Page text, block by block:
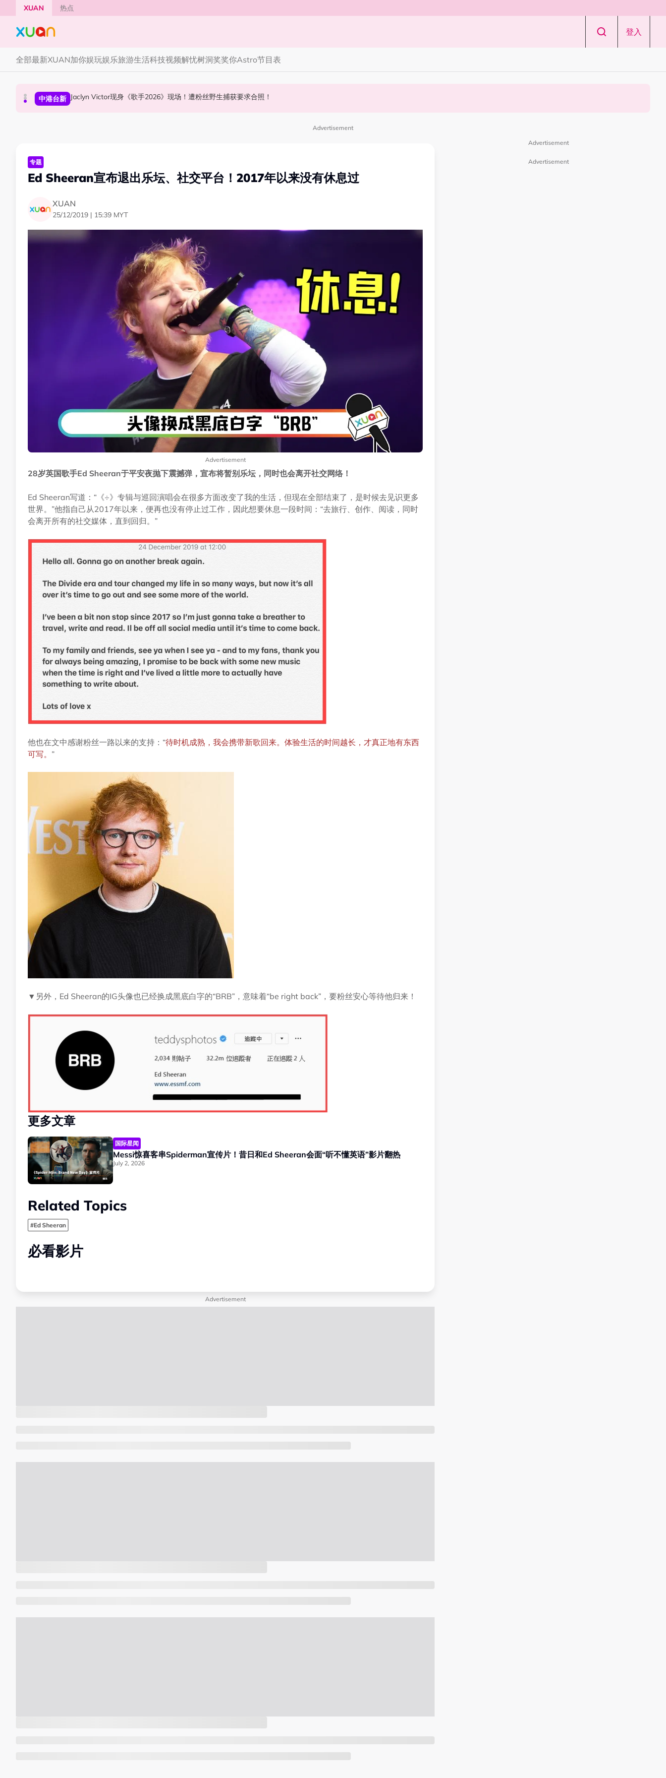
Skip to main content
XUAN 热点
登入
全部最新XUAN加你娱玩娱乐旅游生活科技视频解忧树洞奖奖你Astro节目表
国际星闻 YG大楼遭女粉持高尔夫球杆猛砸！BLACKPINK 10周年最新进展曝光！
中港台新 Jaclyn Victor现身《歌手2026》现场！遭粉丝野生捕获要求合照！
中港台新 中国《歌手2026》 “歌王之战” 成绩出炉！胡彦斌夺得歌王宝座！
Advertisement
专题
Ed Sheeran宣布退出乐坛、社交平台！2017年以来没有休息过
XUAN
25/12/2019 | 15:39 MYT
Advertisement
28岁英国歌手Ed Sheeran于平安夜抛下震撼弹，宣布将暂别乐坛，同时也会离开社交网络！
Ed Sheeran写道：“《÷》专辑与巡回演唱会在很多方面改变了我的生活，但现在全部结束了，是时候去见识更多
世界。”他指自己从2017年以来，便再也没有停止过工作，因此想要休息一段时间：“去旅行、创作、阅读，同时
会离开所有的社交媒体，直到回归。”
他也在文中感谢粉丝一路以来的支持：“待时机成熟，我会携带新歌回来。体验生活的时间越长，才真正地有东西
可写。 ”
▼另外，Ed Sheeran的IG头像也已经换成黑底白字的“BRB”，意味着“be right back”，要粉丝安心等待他归来！
更多文章
国际星闻
Messi惊喜客串Spiderman宣传片！昔日和Ed Sheeran会面“听不懂英语”影片翻热
July 2, 2026
Related Topics
#Ed Sheeran
必看影片
Advertisement
Advertisement
Advertisement